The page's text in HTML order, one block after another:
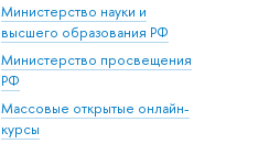
Министерство науки и
высшего образования РФ
Министерство просвещения
РФ
Массовые открытые онлайн-
курсы